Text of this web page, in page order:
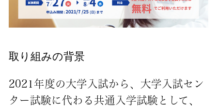
取り組みの背景
2021年度の大学入試から、大学入試セン
ター試験に代わる共通入学試験として、